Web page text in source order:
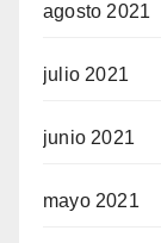
agosto 2021
julio 2021
junio 2021
mayo 2021